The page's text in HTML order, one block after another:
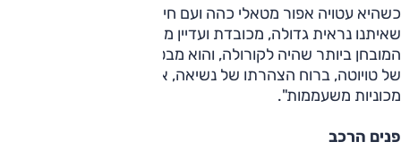
שאיתנו נראית גדולה, מכובדת ועדיין מאוד נעימה לעין. זה העיצוב
המובחן ביותר שהיה לקורולה, והוא מבטא את גישתה העכשווית
של טויוטה, ברוח הצהרתו של נשיאה, אקיו טויודה: "לא עוד
מכוניות משעממות".
פנים הרכב